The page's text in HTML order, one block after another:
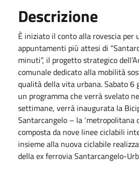
Descrizione
È iniziato il conto alla rovescia per
appuntamenti più attesi di
minuti”, il progetto strategico
comunale dedicato alla mobilità
qualità della vita urbana. Sabato 6
un programma che verrà svelato
settimane, verrà inaugurata la
Santarcangelo – la ‘metropolitana
composta da nove linee ciclabili
insieme alla nuova ciclabile
della ex ferrovia Santarcangelo-